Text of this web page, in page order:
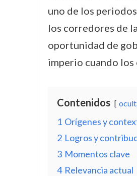
uno de los
los corredores de
oportunidad de
imperio cuando los
Contenidos
1 Orígenes y
2 Logros y
3 Momentos clave
4 Relevancia actual